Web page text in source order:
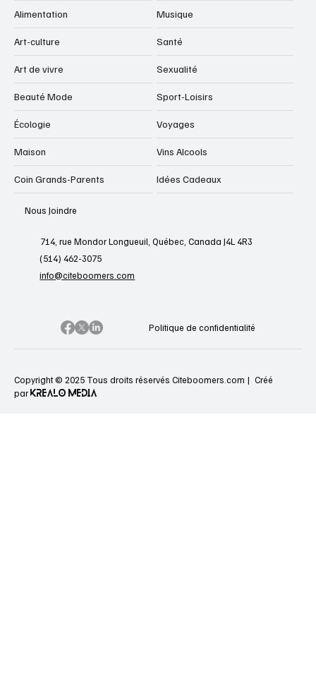
Alimentation
Art-culture
Art de vivre
Beauté Mode
Écologie
Maison
Coin Grands-Parents
Musique
Santé
Sexualité
Sport-Loisirs
Voyages
Vins Alcools
Idées Cadeaux
Nous Joindre
714, rue Mondor Longueuil, Québec, Canada J4L 4R3
(514) 462-3075
info@citeboomers.com
Politique de confidentialité
Copyright © 2025 Tous droits réservés Citeboomers.com | Créé
par KREALO MEDIA